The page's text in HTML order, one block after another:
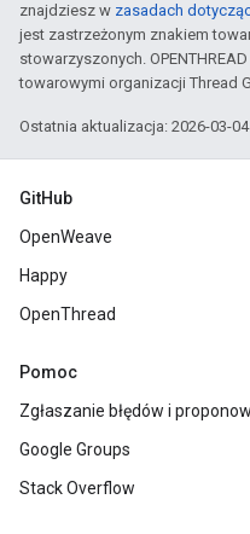
znajdziesz w zasadach
jest zastrzeżonym znakiem
stowarzyszonych.
towarowymi organizacji Thread
Ostatnia aktualizacja: 2026-03-04
GitHub
OpenWeave
Happy
OpenThread
Pomoc
Zgłaszanie błędów i
Google Groups
Stack Overflow